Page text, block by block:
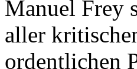
Manuel Frey
aller
ordentlichen